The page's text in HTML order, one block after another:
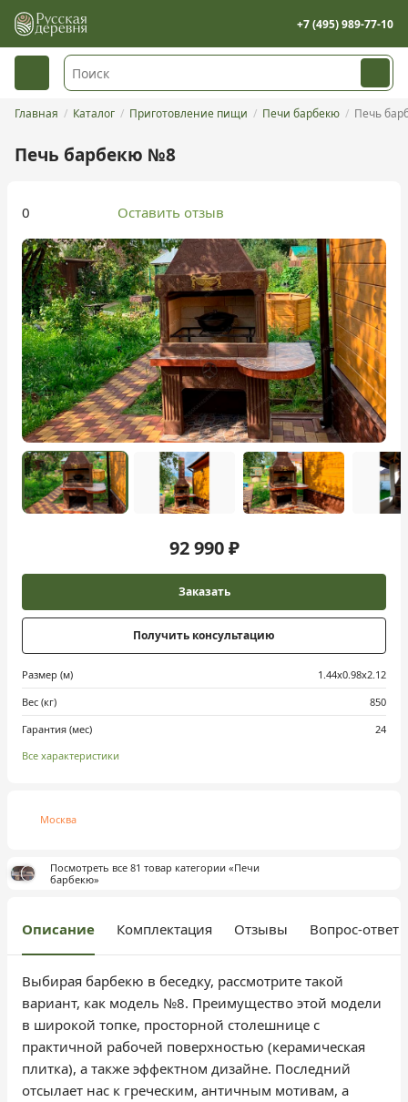
+7 (495) 989-77-10
Главная Каталог Приготовление пищи Печи барбекю Печь
Печь барбекю №8
0 Оставить отзыв
92 990 ₽
Заказать
Получить консультацию
Размер (м)
1.44х0.98х2.12
Вес (кг)
850
Гарантия (мес)
24
Все характеристики
Москва
Посмотреть все 81 товар категории «Печи
барбекю»
Описание Комплектация Отзывы Вопрос-ответ
Выбирая барбекю в беседку, рассмотрите такой
вариант, как модель №8. Преимущество этой модели
в широкой топке, просторной столешнице с
практичной рабочей поверхностью (керамическая
плитка), а также эффектном дизайне. Последний
отсылает нас к греческим, античным мотивам, а